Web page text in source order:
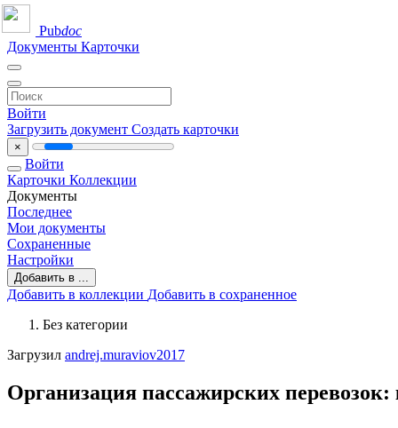
Pubdoc
Документы Карточки
Войти
Загрузить документ Создать карточки
×
Войти
Карточки Коллекции
Документы
Последнее
Мои документы
Сохраненные
Настройки
Добавить в ...
Добавить в коллекции Добавить в сохраненное
Без категории
Загрузил andrej.muraviov2017
Организация пассажирских